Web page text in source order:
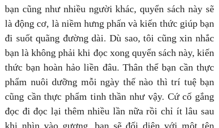
bạn cũng như nhiều người khác, quyển sách này sẽ
là động cơ, là niềm hưng phấn và kiến thức giúp bạn
đi suốt quãng đường dài. Dù sao, tôi cũng xin nhắc
bạn là không phải khi đọc xong quyển sách này, kiến
thức bạn hoàn hảo liền đâu. Thân thể bạn cần thực
phẩm nuôi dưỡng mỗi ngày thế nào thì trí tuệ bạn
cũng cần thực phẩm tinh thần như vậy. Cứ cố gắng
đọc đi đọc lại thêm nhiều lần nữa rồi chỉ ít lâu sau
khi nhìn vào gương, bạn sẽ đối diện với một tên